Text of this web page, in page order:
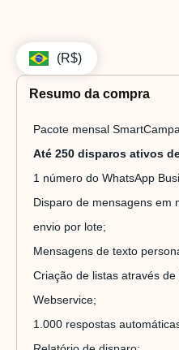
(R$)
Resumo da compra
Pacote mensal
Até 250 disparos ativos
1 número do WhatsApp
Disparo de mensagens em
envio por lote;
Mensagens de texto
Criação de listas através
Webservice;
1.000 respostas